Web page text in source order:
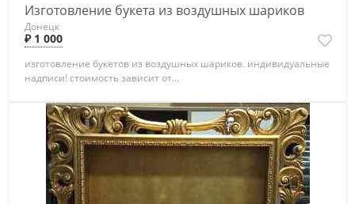
Изготовление букета из воздушных шариков
Донецк
₽ 1 000
изготовление букетов из воздушных шариков. индивидуальные
надписи! стоимость зависит от...